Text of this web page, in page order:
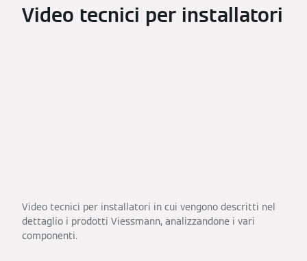
Video tecnici per installatori
Video tecnici per installatori in cui vengono descritti nel
dettaglio i prodotti Viessmann, analizzandone i vari
componenti.